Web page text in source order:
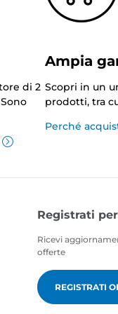
di 2
Ampia
Scopri in un
prodotti, tra
Perché
Registrati
Ricevi
offerte
REGISTRATI